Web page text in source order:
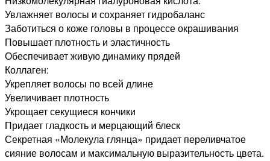
ВОЛОС
БЛОНДИН,
60мл
Увлажняет волосы и сохраняет гидробаланс
Заботиться о коже головы в процессе окрашивания
Повышает плотность и эластичность
Обеспечивает живую динамику прядей
Коллаген:
Укрепляет волосы по всей длине
Увеличивает плотность
Укрощает секущиеся кончики
Придает гладкость и мерцающий блеск
Секретная «Молекула глянца» придает переливчатое
сияние волосам и максимальную выразительность цвета.